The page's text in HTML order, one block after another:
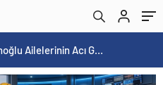
Toksöz ve Rakanoğlu Ailelerinin Acı Günü